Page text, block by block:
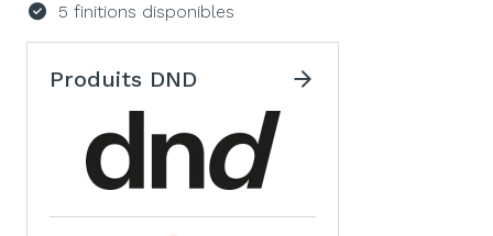
5 finitions disponibles
Produits DND